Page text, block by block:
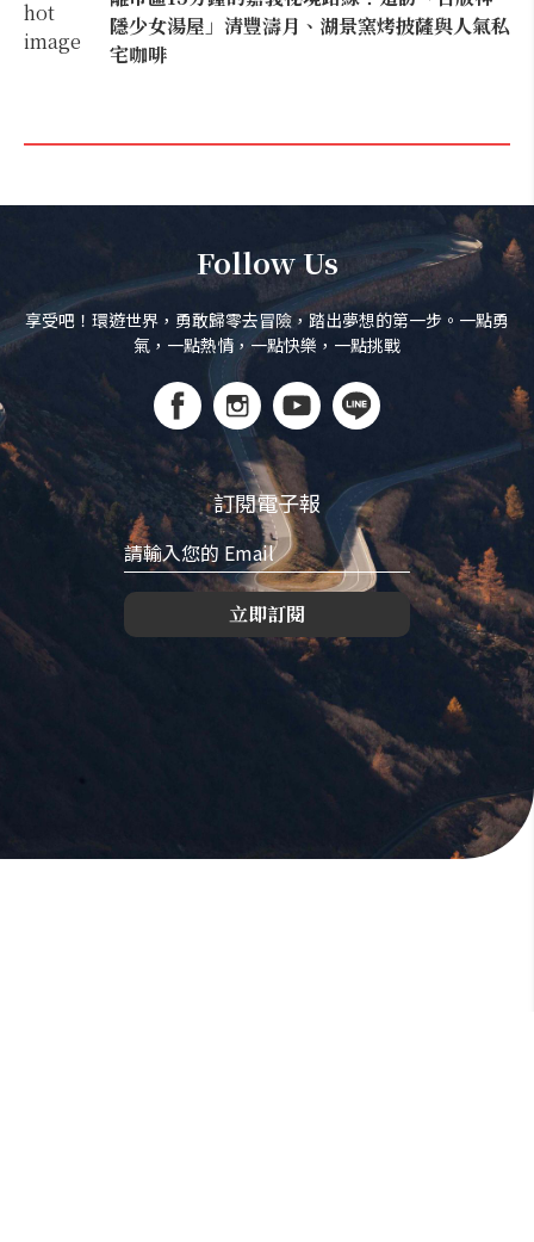
隱少女湯屋」清豐濤月、湖景窯烤披薩與人氣私
宅咖啡
Follow Us
享受吧！環遊世界，勇敢歸零去冒險，踏出夢想的第一步。一點勇
氣，一點熱情，一點快樂，一點挑戰
訂閱電子報
立即訂閱